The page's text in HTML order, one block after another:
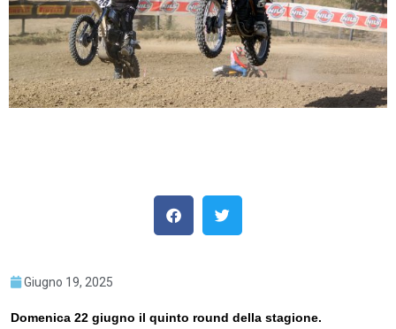
Giugno 19, 2025
Domenica 22 giugno il quinto round della stagione.